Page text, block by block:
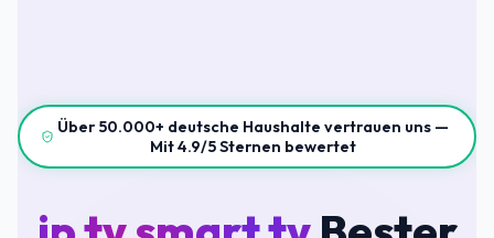
Über 50.000+ deutsche Haushalte vertrauen uns —
Mit 4.9/5 Sternen bewertet